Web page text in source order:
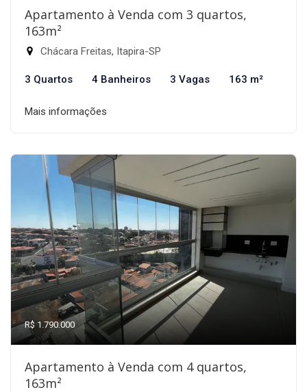
Apartamento à Venda com 3 quartos,
163m²
Chácara Freitas, Itapira-SP
3 Quartos 4 Banheiros 3 Vagas 163 m²
Mais informações
R$ 1.790.000
Apartamento à Venda com 4 quartos,
163m²